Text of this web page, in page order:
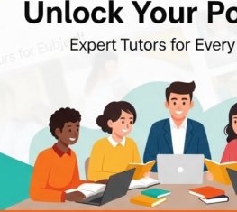
抬頭》（Don‘… 更多
影評】《940920》 縱